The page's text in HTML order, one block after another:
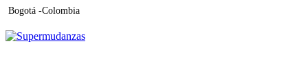
Bogotá -Colombia